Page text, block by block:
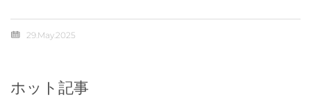
29.May.2025
ホット記事